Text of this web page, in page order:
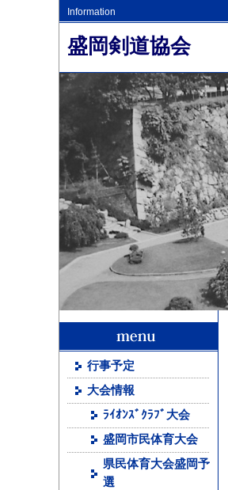
Information
盛岡剣道協会
行事予定
大会情報
ﾗｲｵﾝｽﾞｸﾗﾌﾞ大会
盛岡市民体育大会
県民体育大会盛岡予
選